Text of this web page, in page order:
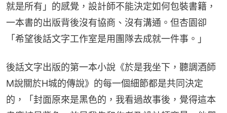
就是所有」的感覺，設計師不能決定如何包裝書籍，
一本書的出版背後沒有協商、沒有溝通。但杏園卻
「希望後話文字工作室是用團隊去成就一件事。」
後話文字出版的第一本小說《於是我坐下，聽調酒師
M說關於H城的傳說》的每一個細節都是共同決定
的，「封面原來是黑色的，我看過故事後，覺得這本